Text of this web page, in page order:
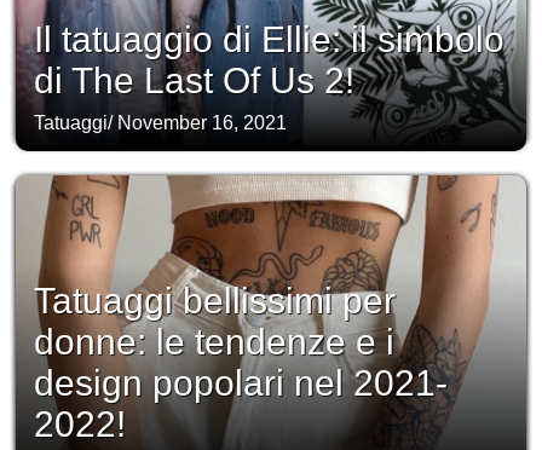
Il tatuaggio di Ellie: il simbolo
di The Last Of Us 2!
Tatuaggi/ November 16, 2021
Tatuaggi bellissimi per
donne: le tendenze e i
design popolari nel 2021-
2022!